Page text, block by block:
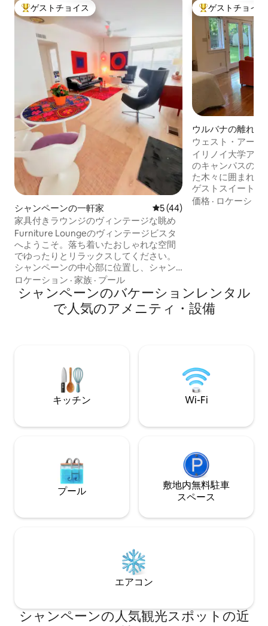
大好評のゲストチョイスです。
ゲストチョイス
シャンペーンの一軒家 レビュー44件、5つ星中5つ
5 (44)
家具付きラウンジのヴィンテージな眺め
Furniture Loungeのヴィンテージビスタ
へようこそ。落ち着いたおしゃれな空間
でゆったりとリラックスしてください。
シャンペーンの中心部に位置し、シャン
ペーンのダウンタウン、イリノイ大学の
スタジアム、ステートファームセンタ
ー、キャンパスの近くです。大きな窓か
らはたくさんの光が差し込み、ヴィンテ
全体的に高級ヴィンテージ家具が備わっ
ています。ベッドルーム2つ、Nectarマッ
トレスと清潔なリネン付き。専用のワー
クスペースと小さな食事用テーブル。
ロケーション · 家族 · プール
大好評のゲスト
ゲストチョイス
ウルバナの離れ
ウェスト・アーバ
ートのゲストスイ
イリノイ大学アー
のキャンパスの中
た木々に囲まれた
ゲストスイートで
滞在をお楽しみいただ
が備わっています
ドをご用意しています。 歩行
る方はご利用いた
価格 · ロケーショ
シャンペーンのバケーションレンタル
で人気のアメニティ・設備
キッチン Wi-Fi
プール
敷地内無料駐⁠車
ス⁠ペ⁠ー⁠ス
エアコン
シャンペーンの人気観光スポットの近